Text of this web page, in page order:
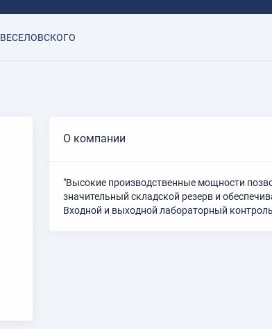
О компании
"Высокие производственные мощности
значительный складской резерв и
Входной и выходной лабораторный